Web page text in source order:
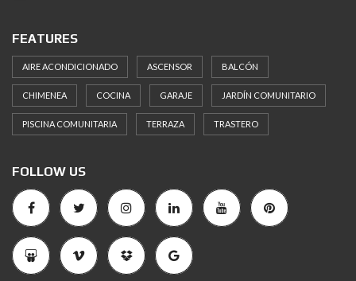
FEATURES
AIRE ACONDICIONADO ASCENSOR BALCÓN
CHIMENEA COCINA GARAJE JARDÍN COMUNITARIO
PISCINA COMUNITARIA TERRAZA TRASTERO
FOLLOW US